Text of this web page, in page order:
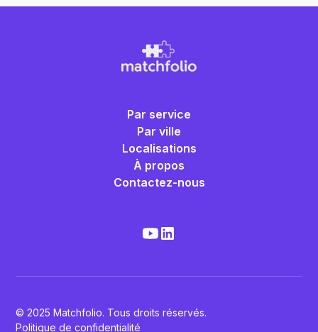
Par service
Par ville
Localisations
À propos
Contactez-nous
© 2025 Matchfolio. Tous droits réservés.
Politique de confidentialité